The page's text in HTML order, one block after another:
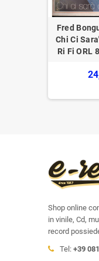
Fred
Chi Ci
Ri Fi ORL
Shop online
in vinile, Cd,
record
Tel: +39